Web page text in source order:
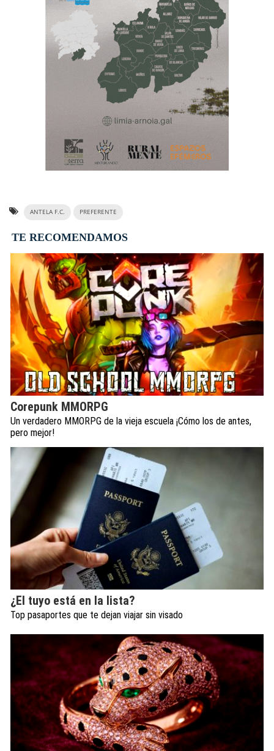
ANTELA F.C. PREFERENTE
TE RECOMENDAMOS
Corepunk MMORPG
Un verdadero MMORPG de la vieja escuela ¡Cómo los de antes,
pero mejor!
¿El tuyo está en la lista?
Top pasaportes que te dejan viajar sin visado